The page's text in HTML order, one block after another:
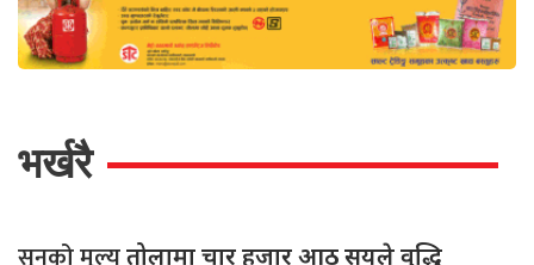
भर्खरै
तोलामा चार हजार आठ सयले वृद्धि